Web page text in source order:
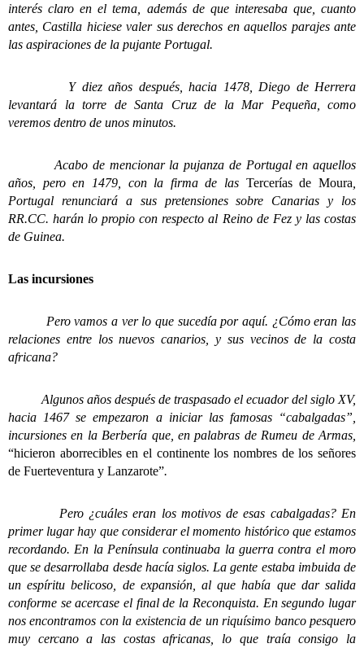
interés claro en el tema, además de que interesaba que, cuanto
antes, Castilla hiciese valer sus derechos en aquellos parajes ante
las aspiraciones de la pujante Portugal.
Y diez años después, hacia 1478, Diego de Herrera
levantará la torre de Santa Cruz de la Mar Pequeña, como
veremos dentro de unos minutos.
Acabo de mencionar la pujanza de Portugal en aquellos
años, pero en 1479, con la firma de las Tercerías de Moura
Portugal renunciará a sus pretensiones sobre Canarias y los
RR.CC. harán lo propio con respecto al Reino de Fez y las costas
de Guinea.
Las incursiones
Pero vamos a ver lo que sucedía por aquí. ¿Cómo eran las
relaciones entre los nuevos canarios, y sus vecinos de la costa
africana?
Algunos años después de traspasado el ecuador del siglo XV,
hacia 1467 se empezaron a iniciar las famosas “cabalgadas”,
incursiones en la Berbería que, en palabras de Rumeu de Armas,
“hicieron aborrecibles en el continente los nombres de los señores
de Fuerteventura y Lanzarote”.
Pero ¿cuáles eran los motivos de esas cabalgadas? En
primer lugar hay que considerar el momento histórico que estamos
recordando. En la Península continuaba la guerra contra el moro
que se desarrollaba desde hacía siglos. La gente estaba imbuida de
un espíritu belicoso, de expansión, al que había que dar salida
conforme se acercase el final de la Reconquista. En segundo lugar
nos encontramos con la existencia de un riquísimo banco pesquero
muy cercano a las costas africanas, lo que traía consigo la